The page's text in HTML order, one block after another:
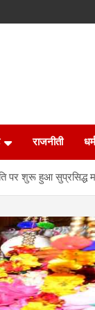
राजनीती धर्म
शुरू हुआ सुप्रसिद्ध